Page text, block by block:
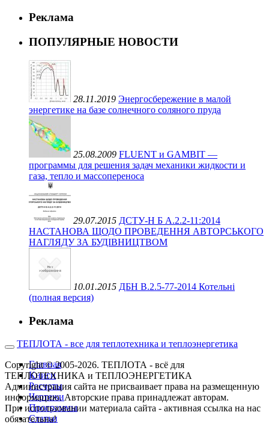
Реклама
ПОПУЛЯРНЫЕ НОВОСТИ
28.11.2019 Энергосбережение в малой
энергетике на базе солнечного соляного пруда
25.08.2009 FLUENT и GAMBIT —
программы для решения задач механики жидкости и
газа, тепло и массопереноса
29.07.2015 ДСТУ-Н Б А.2.2-11:2014
НАСТАНОВА ЩОДО ПРОВЕДЕННЯ АВТОРСЬКОГО
НАГЛЯДУ ЗА БУДІВНИЦТВОМ
10.01.2015 ДБН В.2.5-77-2014 Котельні
(полная версия)
Реклама
ТЕПЛОТА - все для теплотехника и теплоэнергетика
Главная
Книги
Расчеты
Чертежи
Программы
Статьи
Copyright © 2005-2026. ТЕПЛОТА - всё для
ТЕПЛОТЕХНИКА и ТЕПЛОЭНЕРГЕТИКА
Администрация сайта не присваивает права на размещенную
информацию. Авторские права принадлежат авторам.
При использовании материала сайта - активная ссылка на нас
обязательна!